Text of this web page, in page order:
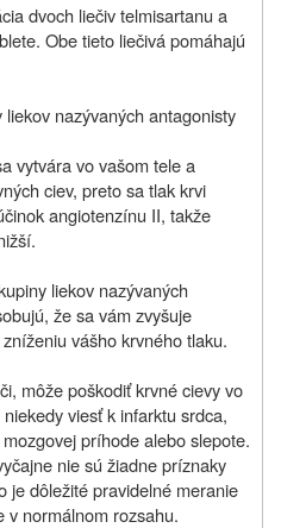
dvoch liečiv telmisartanu a
Obe tieto liečivá pomáhajú
nazývaných antagonisty
vytvára vo vašom tele a
ciev, preto sa tlak krvi
angiotenzínu II, takže
liekov nazývaných
že sa vám zvyšuje
vášho krvného tlaku.
môže poškodiť krvné cievy vo
viesť k infarktu srdca,
príhode alebo slepote.
nie sú žiadne príznaky
je dôležité pravidelné meranie
v normálnom rozsahu.